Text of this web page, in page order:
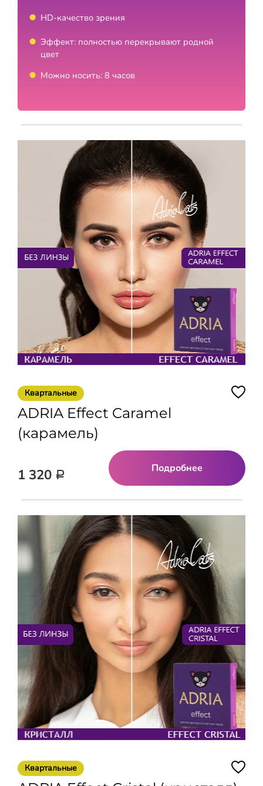
HD-качество зрения
Эффект: полностью перекрывают родной
цвет
Можно носить: 8 часов
Квартальные
ADRIA Effect Caramel
(карамель)
1 320 Р
Подробнее
Квартальные